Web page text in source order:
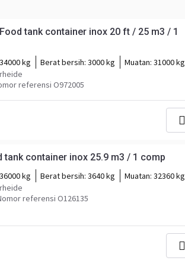
tank container inox 20 ft / 25 m3 / 1
34000 kg Berat bersih: 3000 kg Muatan: 31000 kg
referensi O972005
tank container inox 25.9 m3 / 1 comp
36000 kg Berat bersih: 3640 kg Muatan: 32360 kg
referensi O126135